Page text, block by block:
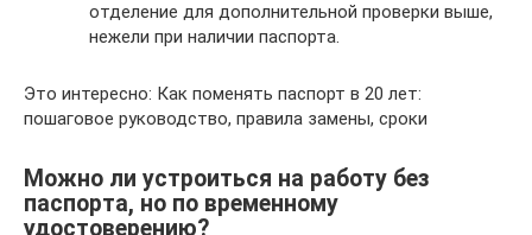
отделение для дополнительной проверки выше,
нежели при наличии паспорта.
Это интересно: Как поменять паспорт в 20 лет:
пошаговое руководство, правила замены, сроки
Можно ли устроиться на работу без
паспорта, но по временному
удостоверению?